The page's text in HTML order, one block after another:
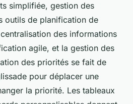
simplifiée, gestion des
outils de planification de
des informations
agile, et la gestion des
des priorités se fait de
pour déplacer une
la priorité. Les tableaux